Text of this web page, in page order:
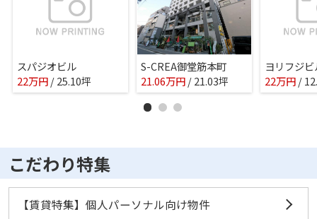
スパジオビル
22万円/ 25.10坪
S-CREA御堂筋本町
21.06万円/ 21.03坪
ヨリフジビ
22万円/
こだわり特集
【賃貸特集】個人パーソナル向け物件